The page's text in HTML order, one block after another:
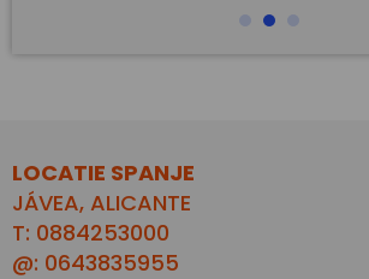
LOCATIE SPANJE
JÁVEA, ALICANTE
T: 0884253000
@: 0643835955